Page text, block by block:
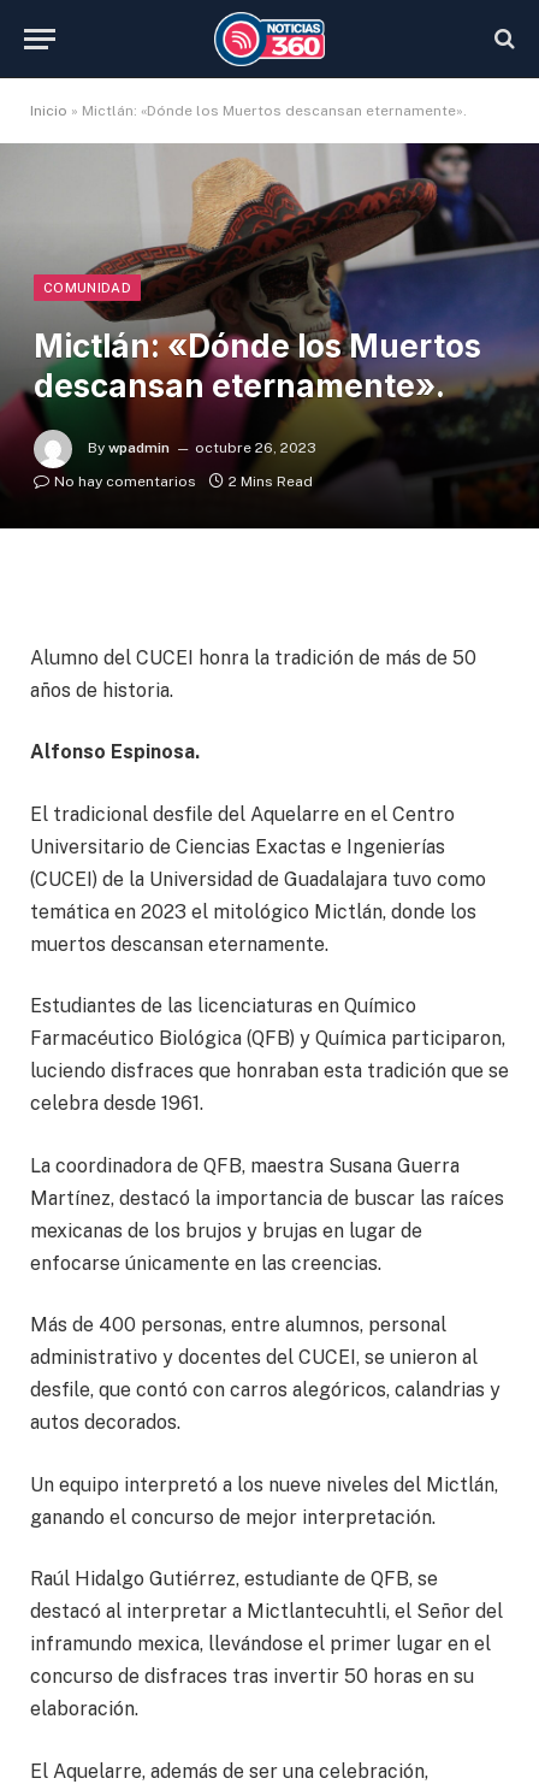
Inicio » Mictlán: «Dónde los Muertos descansan eternamente».
COMUNIDAD
Mictlán: «Dónde los Muertos
descansan eternamente».
By wpadmin
octubre 26, 2023
No hay comentarios
2 Mins Read
Alumno del CUCEI honra la tradición de más de 50
años de historia.
Alfonso Espinosa.
El tradicional desfile del Aquelarre en el Centro
Universitario de Ciencias Exactas e Ingenierías
(CUCEI) de la Universidad de Guadalajara tuvo como
temática en 2023 el mitológico Mictlán, donde los
muertos descansan eternamente.
Estudiantes de las licenciaturas en Químico
Farmacéutico Biológica (QFB) y Química participaron,
luciendo disfraces que honraban esta tradición que se
celebra desde 1961.
La coordinadora de QFB, maestra Susana Guerra
Martínez, destacó la importancia de buscar las raíces
mexicanas de los brujos y brujas en lugar de
enfocarse únicamente en las creencias.
Más de 400 personas, entre alumnos, personal
administrativo y docentes del CUCEI, se unieron al
desfile, que contó con carros alegóricos, calandrias y
autos decorados.
Un equipo interpretó a los nueve niveles del Mictlán,
ganando el concurso de mejor interpretación.
Raúl Hidalgo Gutiérrez, estudiante de QFB, se
destacó al interpretar a Mictlantecuhtli, el Señor del
inframundo mexica, llevándose el primer lugar en el
concurso de disfraces tras invertir 50 horas en su
elaboración.
El Aquelarre, además de ser una celebración,